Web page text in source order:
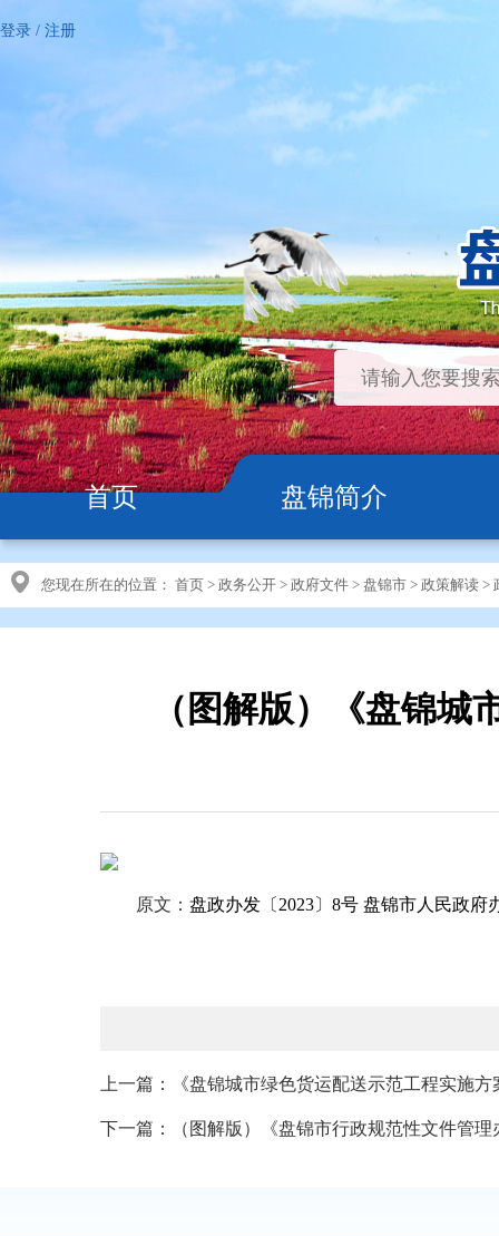
登录 / 注册
首页 盘锦简介
您现在所在的位置： 首页 > 政务公开 > 政府文件 > 盘锦市 > 政策解读 >
（图解版）《盘锦
原文： 盘政办发〔2023〕8号 盘锦市人民政
上一篇：《盘锦城市绿色货运配送示范工程实施
下一篇：（图解版）《盘锦市行政规范性文件管理